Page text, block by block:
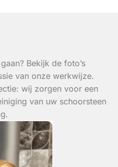
Bekijk de foto’s
van onze werkwijze.
wij zorgen voor een
van uw schoorsteen